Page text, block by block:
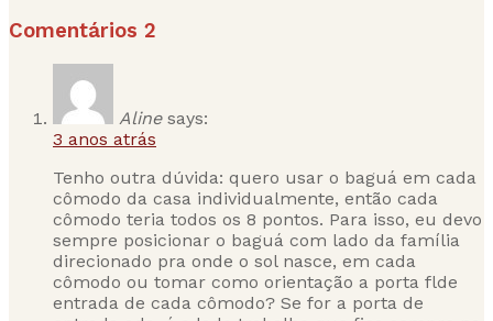
Comentários 2
Aline says:
3 anos atrás
Tenho outra dúvida: quero usar o baguá em cada
cômodo da casa individualmente, então cada
cômodo teria todos os 8 pontos. Para isso, eu devo
sempre posicionar o baguá com lado da família
direcionado pra onde o sol nasce, em cada
cômodo ou tomar como orientação a porta flde
entrada de cada cômodo? Se for a porta de